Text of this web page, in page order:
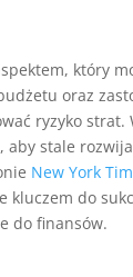
który
oraz
ryzyko
aby stale
New York
kluczem do
do finansów.